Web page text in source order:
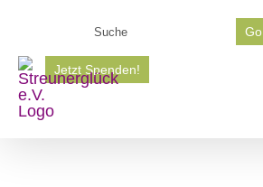
springen
Go
Jetzt Spenden!